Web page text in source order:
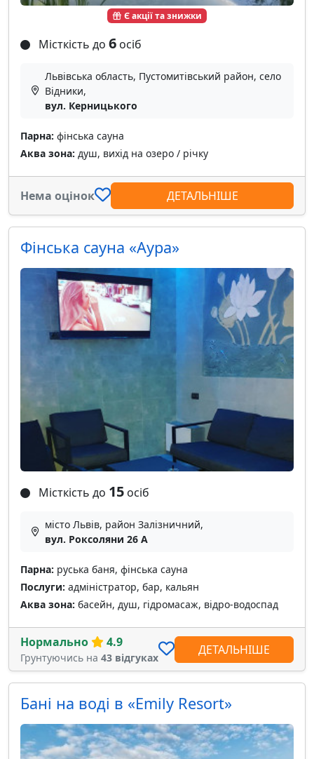
Є акції та знижки
Місткість до 6 осіб
Львівська область, Пустомитівський район, село
Відники,
вул. Керницького
Парна: фінська сауна
Аква зона: душ, вихід на озеро / річку
Нема оцінок ДЕТАЛЬНІШЕ
Фінська сауна «Аура»
Місткість до 15 осіб
місто Львів, район Залізничний,
вул. Роксоляни 26 А
Парна: руська баня, фінська сауна
Послуги: адміністратор, бар, кальян
Аква зона: басейн, душ, гідромасаж, відро-водоспад
Нормально 4.9
Грунтуючись на 43 відгуках
ДЕТАЛЬНІШЕ
Бані на воді в «Emily Resort»